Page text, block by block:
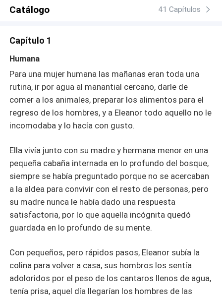
Catálogo 41 Capítulos
Capítulo 1
Humana
Para una mujer humana las mañanas eran toda una
rutina, ir por agua al manantial cercano, darle de
comer a los animales, preparar los alimentos para el
regreso de los hombres, y a Eleanor todo aquello no le
incomodaba y lo hacía con gusto.
Ella vivía junto con su madre y hermana menor en una
pequeña cabaña internada en lo profundo del bosque,
siempre se había preguntado porque no se acercaban
a la aldea para convivir con el resto de personas, pero
su madre nunca le había dado una respuesta
satisfactoria, por lo que aquella incógnita quedó
guardada en lo profundo de su mente.
Con pequeños, pero rápidos pasos, Eleanor subía la
colina para volver a casa, sus hombros los sentía
adoloridos por el peso de los cantaros llenos de agua,
tenía prisa, aquel día llegarían los hombres de las